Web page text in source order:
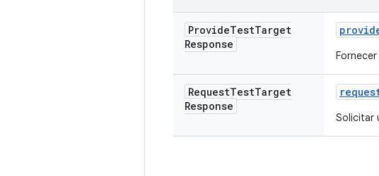
ProvideTestTarget
Response
RequestTestTarget
Response
Solicitar